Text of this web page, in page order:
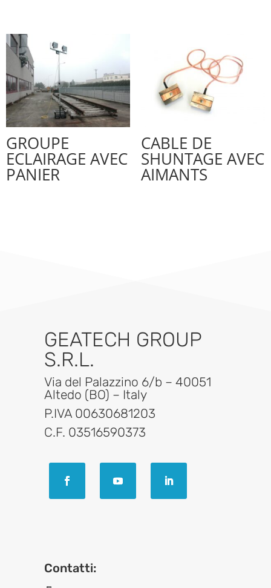
GROUPE
ECLAIRAGE AVEC
PANIER
CABLE DE
SHUNTAGE AVEC
AIMANTS
GEATECH GROUP
S.R.L.
Via del Palazzino 6/b – 40051
Altedo (BO) – Italy
P.IVA 00630681203
C.F. 03516590373
Contatti: